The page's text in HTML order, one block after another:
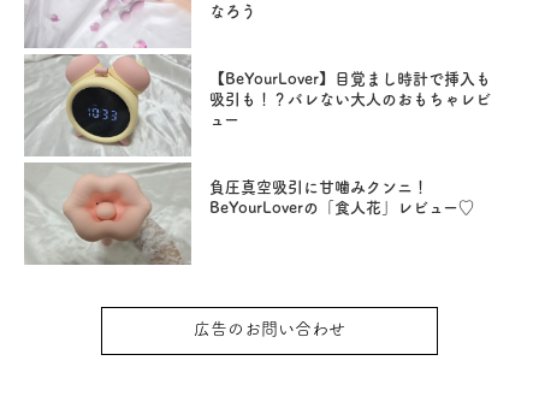
なろう
【BeYourLover】目覚まし時計で挿入も
吸引も！？バレない大人のおもちゃレビ
ュー
負圧真空吸引に甘噛みクンニ！
BeYourLoverの「食人花」レビュー♡
広告のお問い合わせ